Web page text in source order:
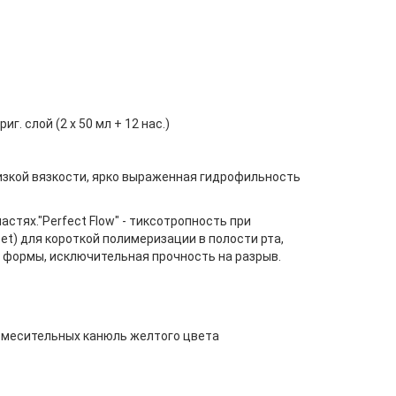
слой (2 х 50 мл + 12 нас.)
вязкости, ярко выраженная гидрофильность
Flow" - тиксотропность при
для короткой полимеризации в полости рта,
исключительная прочность на разрыв.
канюль желтого цвета